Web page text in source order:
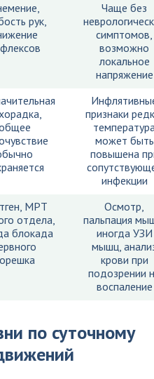
рук,
Чаще без
симптомов,
возможно
локальное
напряжение
признаки
может быть
повышена
инфекции
МРТ
отдела,
блокада
Осмотр,
пальпация
иногда УЗИ
мышц,
крови при
подозрении
воспаление
по суточному